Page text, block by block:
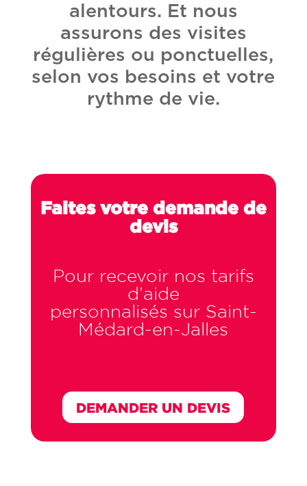
alentours. Et nous
assurons des visites
régulières ou ponctuelles,
selon vos besoins et votre
rythme de vie.
Faites votre demande de
devis
Pour recevoir nos tarifs
d’aide
personnalisés sur Saint-
Médard-en-Jalles
DEMANDER UN DEVIS